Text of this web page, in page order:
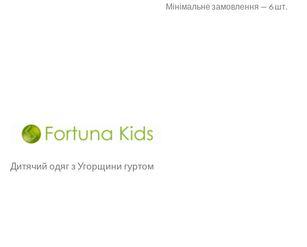
Мінімальне замовлення — 6 шт.
Дитячий одяг з Угорщини гуртом